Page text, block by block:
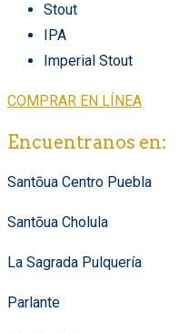
Stout
IPA
Imperial Stout
COMPRAR EN LÍNEA
Encuentranos en:
Santōua Centro Puebla
Santōua Cholula
La Sagrada Pulquería
Parlante